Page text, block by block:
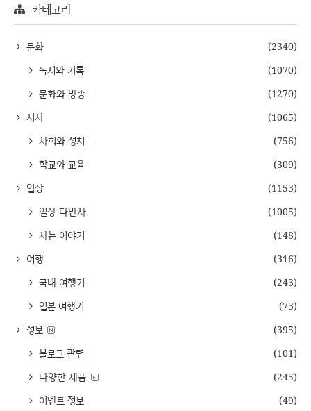
카테고리
문화
(2340)
독서와 기록
(1070)
문화와 방송
(1270)
시사
(1065)
사회와 정치
(756)
학교와 교육
(309)
일상
(1153)
일상 다반사
(1005)
사는 이야기
(148)
여행
(316)
국내 여행기
(243)
일본 여행기
(73)
정보
(395)
블로그 관련
(101)
다양한 제품
(245)
이벤트 정보
(49)